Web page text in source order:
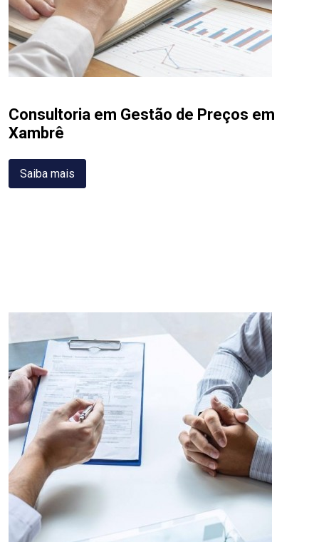
Consultoria em Gestão de Preços em
Xambrê
Saiba mais